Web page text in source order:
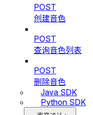
POST
创建音色
POST
查询音色列表
POST
删除音色
Java SDK
Python SDK